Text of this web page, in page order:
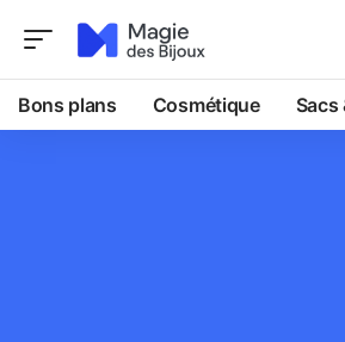
Bons plans Cosmétique Sacs